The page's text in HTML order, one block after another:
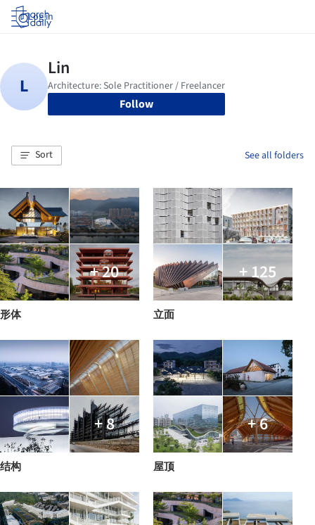
Log in
Follow
Sort See all folders
+ 20
形体
+ 125
立面
+ 8
结构
+ 6
屋顶